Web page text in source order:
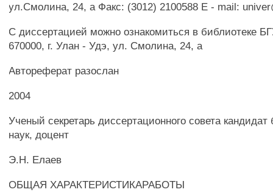
ул.Смолина, 24, а Факс: (3012) 2100588 Е - mail:
С диссертацией можно ознакомиться в библиотеке
670000, г. Улан - Удэ, ул. Смолина, 24, а
Автореферат разослан
2004
Ученый секретарь диссертационного совета кандидат
наук, доцент
Э.Н. Елаев
ОБЩАЯ ХАРАКТЕРИСТИКАРАБОТЫ